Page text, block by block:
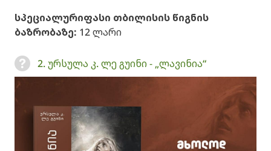
სპეციალურიფასი თბილისის წიგნის
ბაზრობაზე: 12 ლარი
2. ურსულა კ. ლე გუინი - „ლავინია“